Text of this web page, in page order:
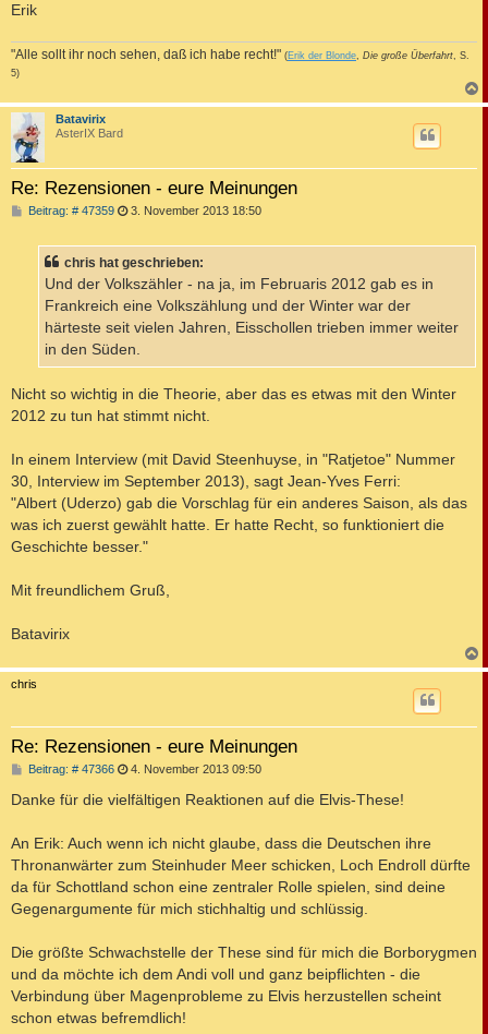
Erik
"Alle sollt ihr noch sehen, daß ich habe recht!" (Erik der Blonde Die große Überfahrt , S.
5)
a
Batavirix
AsterIX Bard
Re: Rezensionen - eure Meinungen
Beitrag: # 47359B
r
a
3. November 2013 18:50
chris hat geschrieben:
Und der Volkszähler - na ja, im Februaris 2012 gab es in
Frankreich eine Volkszählung und der Winter war der
härteste seit vielen Jahren, Eisschollen trieben immer weiter
in den Süden.
Nicht so wichtig in die Theorie, aber das es etwas mit den Winter
2012 zu tun hat stimmt nicht.
In einem Interview (mit David Steenhuyse, in "Ratjetoe" Nummer
30, Interview im September 2013), sagt Jean-Yves Ferri:
"Albert (Uderzo) gab die Vorschlag für ein anderes Saison, als das
was ich zuerst gewählt hatte. Er hatte Recht, so funktioniert die
Geschichte besser."
Mit freundlichem Gruß,
Batavirix
a
chris
Re: Rezensionen - eure Meinungen
Beitrag: # 47366B
i
a
g
4. November 2013 09:50
Danke für die vielfältigen Reaktionen auf die Elvis-These!
An Erik: Auch wenn ich nicht glaube, dass die Deutschen ihre
Thronanwärter zum Steinhuder Meer schicken, Loch Endroll dürfte
da für Schottland schon eine zentraler Rolle spielen, sind deine
Gegenargumente für mich stichhaltig und schlüssig.
Die größte Schwachstelle der These sind für mich die Borborygmen
und da möchte ich dem Andi voll und ganz beipflichten - die
Verbindung über Magenprobleme zu Elvis herzustellen scheint
schon etwas befremdlich!